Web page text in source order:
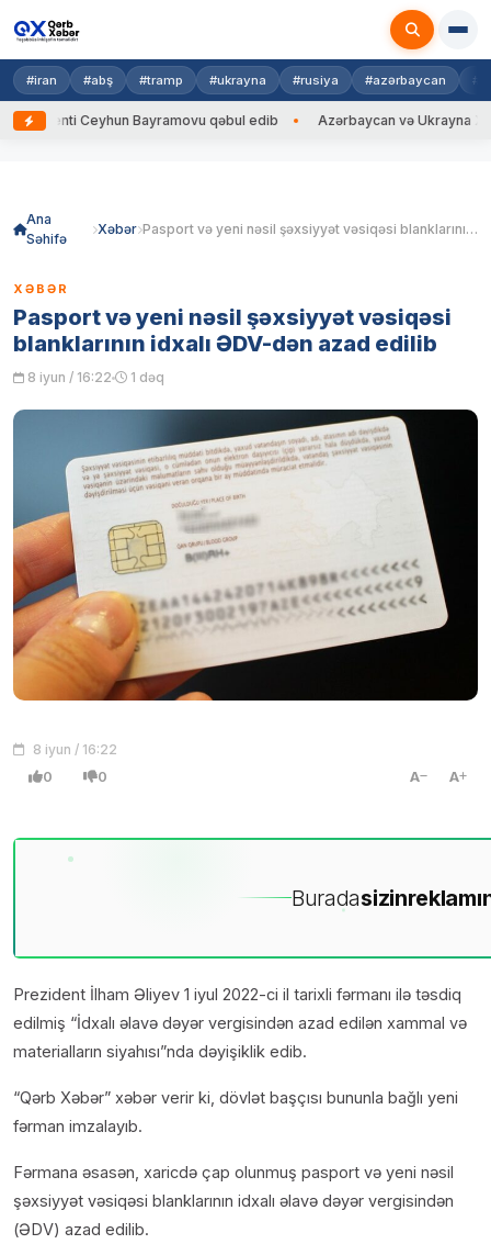
#iran #abş #tramp #ukrayna #rusiya #azərbaycan
Ceyhun Bayramovu qəbul edib Azərbaycan və Ukrayna XİN
Ana
Səhifə
Xəbər Pasport və yeni nəsil şəxsiyyət vəsiqəsi blanklarının idxalı ƏDV-dən azad edilib
XƏBƏR
Pasport və yeni nəsil şəxsiyyət vəsiqəsi
blanklarının idxalı ƏDV-dən azad edilib
8 iyun / 16:22 1 dəq
8 iyun / 16:22
0 0 A A
Buradasizin
Prezident İlham Əliyev 1 iyul 2022-ci il tarixli fərmanı ilə təsdiq
edilmiş “İdxalı əlavə dəyər vergisindən azad edilən xammal və
materialların siyahısı”nda dəyişiklik edib.
“Qərb Xəbər” xəbər verir ki, dövlət başçısı bununla bağlı yeni
fərman imzalayıb.
Fərmana əsasən, xaricdə çap olunmuş pasport və yeni nəsil
şəxsiyyət vəsiqəsi blanklarının idxalı əlavə dəyər vergisindən
(ƏDV) azad edilib.